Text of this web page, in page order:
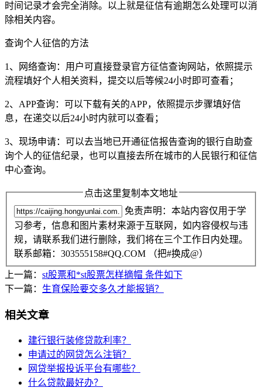
时间记录才会完全消除。以上就是征信有逾期怎么处理可以消
除相关内容。
查询个人征信的方法
1、网络查询：用户可直接登录官方征信查询网站，依照提示
流程填好个人相关资料，提交以后等候24小时即可查看；
2、APP查询：可以下载有关的APP，依照提示步骤填好信
息，在递交以后24小时内就可以查看；
3、现场申请：可以去当地已开通征信报告查询的银行自助查
询个人的征信纪录，也可以直接去所在城市的人民银行和征信
中心查询。
点击这里复制本文地址
免责声明：本站内容仅用于学
习参考，信息和图片素材来源于互联网，如内容侵权与违
规，请联系我们进行删除，我们将在三个工作日内处理。
联系邮箱：303555158#QQ.COM （把#换成@）
上一篇： st股票和*st股票怎样摘帽 条件如下
下一篇： 生育保险要交多久才能报销？
相关文章
建行银行装修贷款利率？
申请过的网贷怎么注销？
网贷举报投诉平台有哪些？
什么贷款最好办？